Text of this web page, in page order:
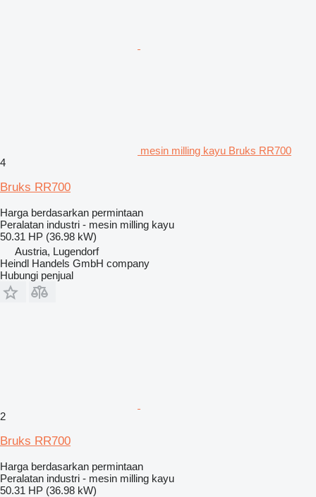
mesin milling kayu Bruks RR700
4
Bruks RR700
Harga berdasarkan permintaan
Peralatan industri - mesin milling kayu
50.31 HP (36.98 kW)
Austria, Lugendorf
Heindl Handels GmbH company
Hubungi penjual
2
Bruks RR700
Harga berdasarkan permintaan
Peralatan industri - mesin milling kayu
50.31 HP (36.98 kW)